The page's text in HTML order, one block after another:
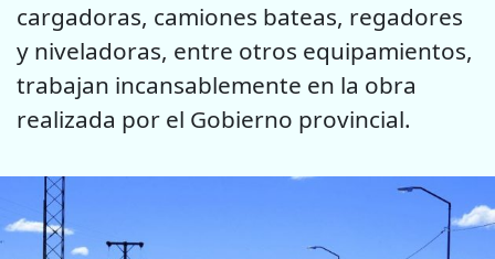
cargadoras, camiones bateas, regadores
y niveladoras, entre otros equipamientos,
trabajan incansablemente en la obra
realizada por el Gobierno provincial.